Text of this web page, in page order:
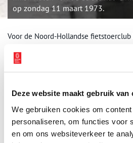
Deze website maakt gebruik van
We gebruiken cookies om
personaliseren, om functies voor
en om ons websiteverkeer te
op zondag 11 maart 1973.
Voor de Noord-Hollandse fietstoerclub
conditie op peil door deel te nemen
Bergen of trimlopen van de
van Scheveningen. Het was dit
aan Zee een halve marathon te
De animo bleek onverwacht groot,